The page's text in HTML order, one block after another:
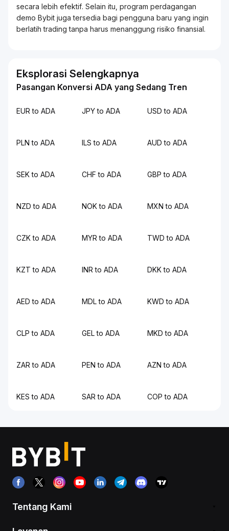
secara lebih efektif. Selain itu, program perdagangan
demo Bybit juga tersedia bagi pengguna baru yang ingin
berlatihtradingtanpa harus menanggung risiko finansial.
Eksplorasi Selengkapnya
Pasangan Konversi ADA yang Sedang Tren
EUR to ADA JPY to ADA USD to ADA
PLN to ADA ILS to ADA AUD to ADA
SEK to ADA CHF to ADA GBP to ADA
NZD to ADA NOK to ADA MXN to ADA
CZK to ADA MYR to ADA TWD to ADA
KZT to ADA INR to ADA DKK to ADA
AED to ADA MDL to ADA KWD to ADA
CLP to ADA GEL to ADA MKD to ADA
ZAR to ADA PEN to ADA AZN to ADA
KES to ADA SAR to ADA COP to ADA
Tentang Kami